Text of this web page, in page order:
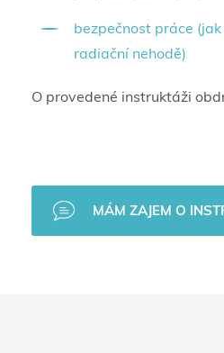
bezpečnost práce
radiační nehodě)
O provedené instruktáži
MÁM ZAJEM O